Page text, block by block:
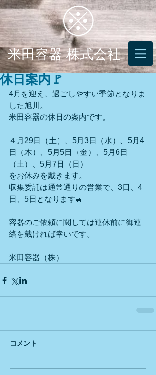
米田容器 株式会社
休日案内🚩
4月を迎え、過ごしやすい季節となりま
した旭川。
米田容器の休日の案内です。
４月29日（土）、5月3日（水）、5月4
日（木）、5月5日（金）、5月6日
（土）、5月7日（日）
をお休みを戴きます。
収集委託は通常通りの営業で、3日、4
日、5日となります🚙
容器のご依頼に関しては連休前に御連
絡を戴ければ幸いです。
米田容器（株）
コメント